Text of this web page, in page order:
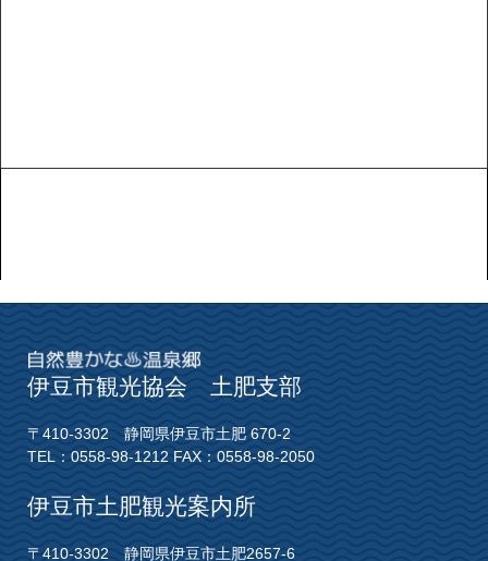
伊豆市観光協会 土肥支部
〒410-3302 静岡県伊豆市土肥 670-2
TEL：0558-98-1212 FAX：0558-98-2050
伊豆市土肥観光案内所
〒410-3302 静岡県伊豆市土肥2657-6